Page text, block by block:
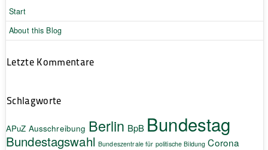
Start
About this Blog
Letzte Kommentare
Schlagworte
APuZ Ausschreibung Berlin BpB Bundestag
Bundestagswahl Bundeszentrale für politische Bildung Corona